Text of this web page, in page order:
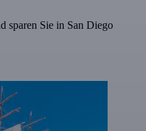
sparen Sie in San Diego